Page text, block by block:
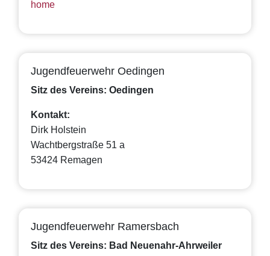
home
Jugendfeuerwehr Oedingen
Sitz des Vereins: Oedingen
Kontakt:
Dirk Holstein
Wachtbergstraße 51 a
53424 Remagen
Jugendfeuerwehr Ramersbach
Sitz des Vereins: Bad Neuenahr-Ahrweiler